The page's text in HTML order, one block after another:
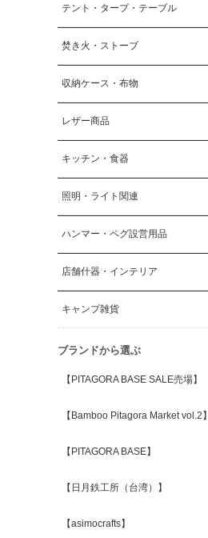
テント・タープ・テーブル
焚き火・ストーブ
収納ケース・布物
レザー商品
キッチン・食器
照明・ライト関連
ハンマー・ペグ設営用品
店舗什器・インテリア
キャンプ雑貨
ブランドから選ぶ
【PITAGORA BASE SALE売場】
【Bamboo Pitagora Market vol.2】
【PITAGORA BASE】
【日月鉄工所（台湾）】
【asimocrafts】